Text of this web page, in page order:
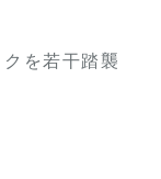
を若干踏襲